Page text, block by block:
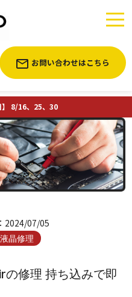
お問い合わせはこちら
】 8/16、25、30
2024/07/05
液晶修理
修理 持ち込みで即